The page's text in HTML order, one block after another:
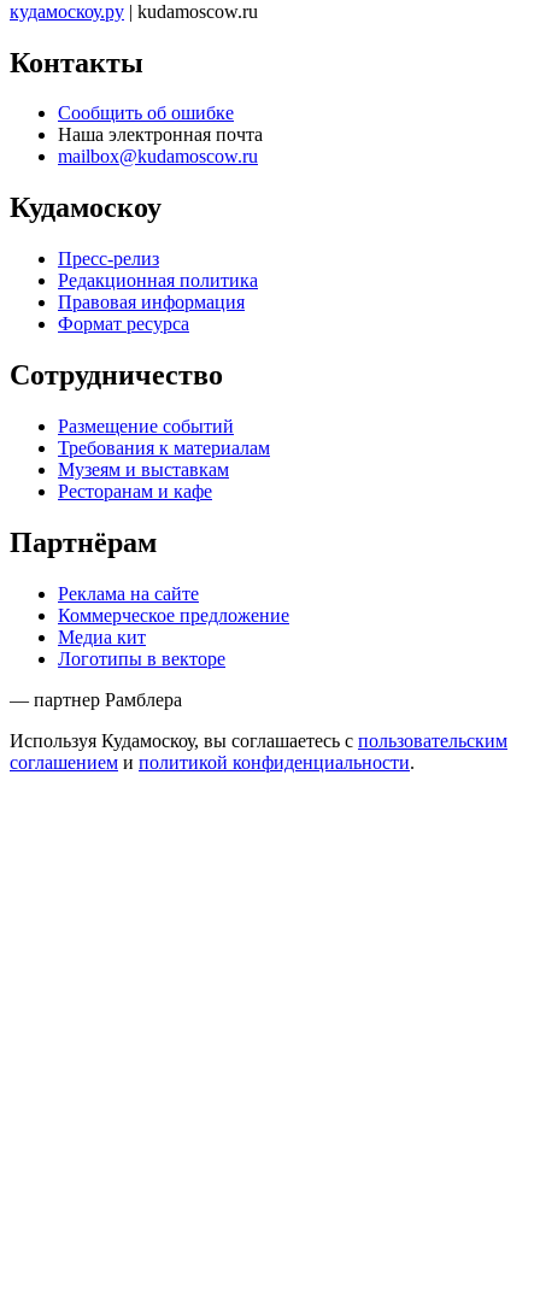
кудамоскоу.ру | kudamoscow.ru
Контакты
Сообщить об ошибке
Наша электронная почта
mailbox@kudamoscow.ru
Кудамоскоу
Пресс-релиз
Редакционная политика
Правовая информация
Формат ресурса
Сотрудничество
Размещение событий
Требования к материалам
Музеям и выставкам
Ресторанам и кафе
Партнёрам
Реклама на сайте
Коммерческое предложение
Медиа кит
Логотипы в векторе
— партнер Рамблера
Используя Кудамоскоу, вы соглашаетесь с пользовательским
соглашением и политикой конфиденциальности.